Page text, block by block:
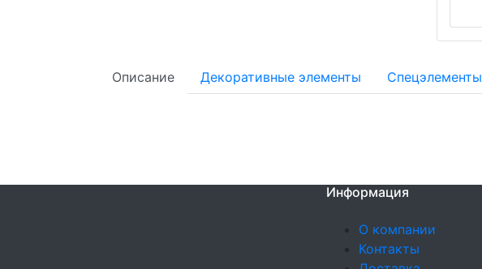
Описание Декоративные элементы Спецэлементы
Информация
О компании
Контакты